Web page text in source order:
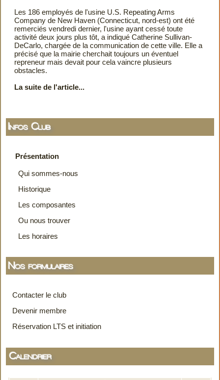
Infos Club
Présentation
Qui sommes-nous
Historique
Les composantes
Ou nous trouver
Les horaires
Nos formulaires
Contacter le club
Devenir membre
Réservation LTS et initiation
Calendrier
Les 186 employés de l'usine U.S. Repeating Arms
Company de New Haven (Connecticut, nord-est) ont été
remerciés vendredi dernier, l'usine ayant cessé toute
activité deux jours plus tôt, a indiqué Catherine Sullivan-
DeCarlo, chargée de la communication de cette ville. Elle a
précisé que la mairie cherchait toujours un éventuel
repreneur mais devait pour cela vaincre plusieurs
obstacles.
La suite de l'article...